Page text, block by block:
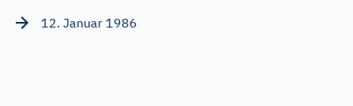
12. Januar 1986